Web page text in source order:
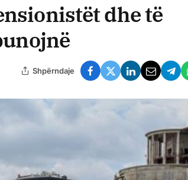
dhe të
Shpërndaje